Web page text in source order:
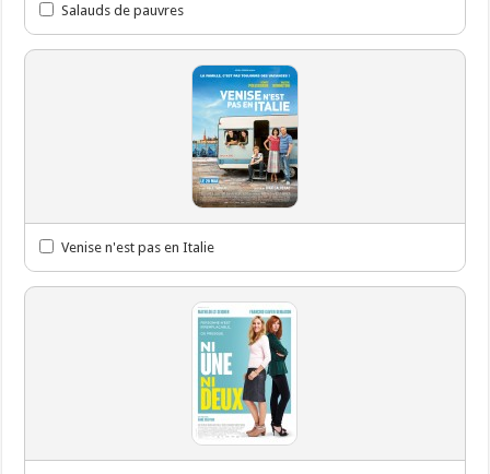
Salauds de pauvres
Venise n'est pas en Italie